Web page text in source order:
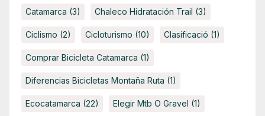
Catamarca (3) Chaleco Hidratación Trail (3)
Ciclismo (2) Cicloturismo (10) Clasificació (1)
Comprar Bicicleta Catamarca (1)
Diferencias Bicicletas Montaña Ruta (1)
Ecocatamarca (22) Elegir Mtb O Gravel (1)